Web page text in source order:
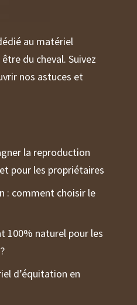
au matériel
du cheval. Suivez
nos astuces et
la reproduction
pour les propriétaires
: comment choisir le
100% naturel pour les
d’équitation en